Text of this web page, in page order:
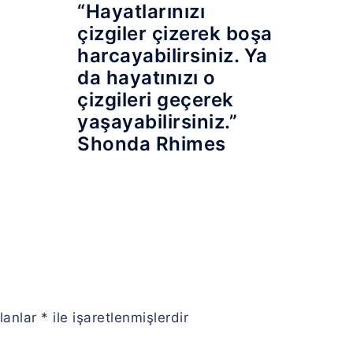
“Hayatlarınızı
çizgiler çizerek boşa
harcayabilirsiniz. Ya
da hayatınızı o
çizgileri geçerek
yaşayabilirsiniz.”
Shonda Rhimes
* ile işaretlenmişlerdir